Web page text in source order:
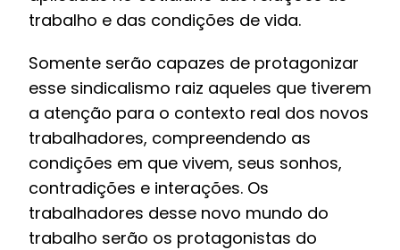
trabalho e das condições de vida.
Somente serão capazes de protagonizar
esse sindicalismo raiz aqueles que tiverem
a atenção para o contexto real dos novos
trabalhadores, compreendendo as
condições em que vivem, seus sonhos,
contradições e interações. Os
trabalhadores desse novo mundo do
trabalho serão os protagonistas do